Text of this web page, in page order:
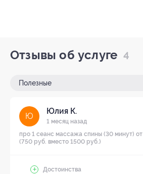
Отзывы об услуге 4
Полезные
Ю
Юлия К.
1 месяц назад
про 1 сеанс массажа спины (30 минут)
(750 руб. вместо 1500 руб.)
Достоинства